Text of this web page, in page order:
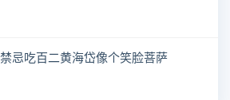
忌吃百二黄海岱像个笑脸菩萨